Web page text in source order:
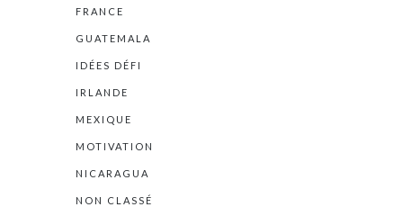
FRANCE
GUATEMALA
IDÉES DÉFI
IRLANDE
MEXIQUE
MOTIVATION
NICARAGUA
NON CLASSÉ